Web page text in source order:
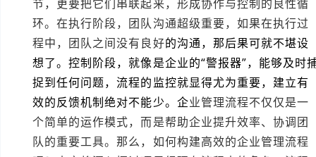
节，更要把它们串联起来，形成协作与控制的良性循
环。在执行阶段，团队沟通超级重要，如果在执行过
程中，团队之间没有良好的沟通，那后果可就不堪设
想了。控制阶段，就像是企业的“警报器”，能够及时
捉到任何问题，流程的监控就显得尤为重要，建立有
效的反馈机制绝对不能少。企业管理流程不仅仅是一
个简单的运作模式，而是帮助企业提升效率、协调团
队的重要工具。那么，如何构建高效的企业管理流程